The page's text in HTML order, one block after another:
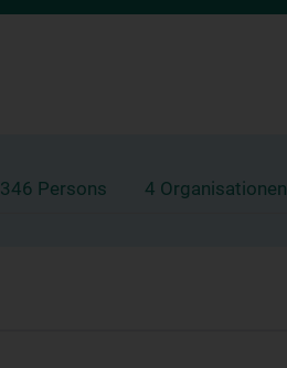
346 Persons 4 Organisationen